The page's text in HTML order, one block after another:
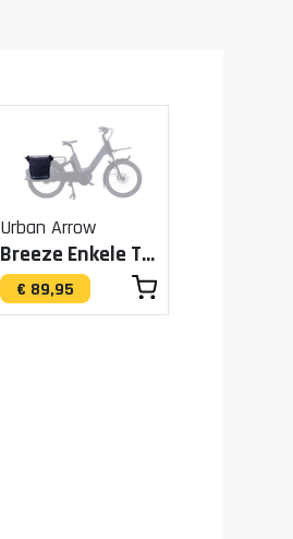
Urban Arrow
Breeze Enkele Tas
€ 89,95